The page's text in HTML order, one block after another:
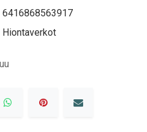
6416868563917
Hiontaverkot